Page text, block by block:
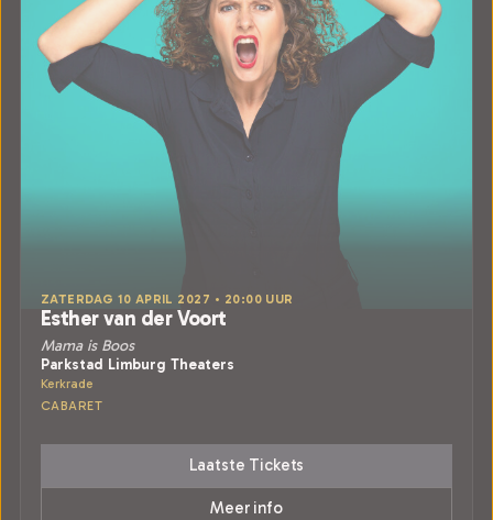
ZATERDAG 10 APRIL 2027 • 20:00 UUR
Esther van der Voort
Mama is Boos
Parkstad Limburg Theaters
Kerkrade
CABARET
Laatste Tickets
Meer info